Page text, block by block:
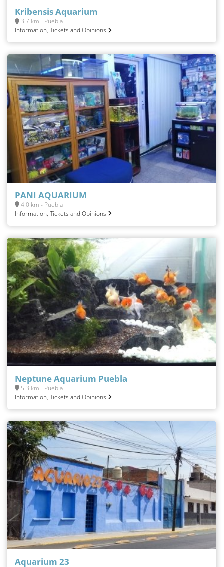
Kribensis Aquarium
3.7 km - Puebla
Information, Tickets and Opinions
PANI AQUARIUM
4.0 km - Puebla
Information, Tickets and Opinions
Neptune Aquarium Puebla
5.3 km - Puebla
Information, Tickets and Opinions
Aquarium 23